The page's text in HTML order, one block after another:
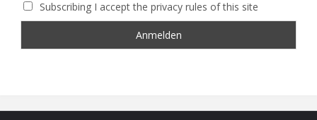
Subscribing I accept the privacy rules of this site